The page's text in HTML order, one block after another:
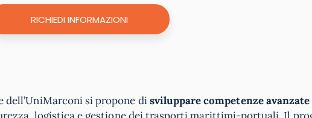
RICHIEDI INFORMAZIONI
si propone disviluppare competenze avanzate